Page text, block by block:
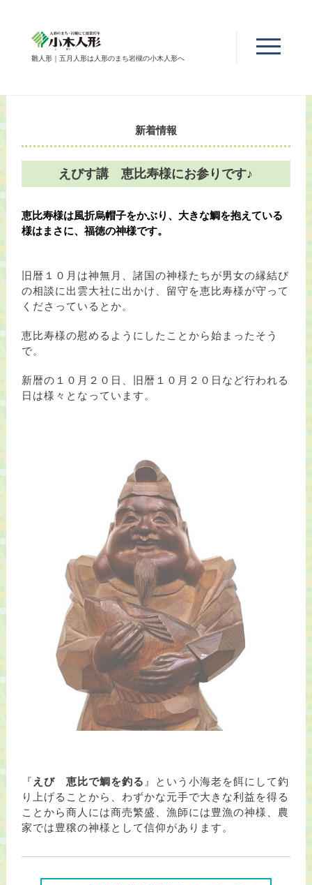
雛人形｜五月人形は人形のまち岩槻の小木人形へ
新着情報
えびす講 恵比寿様にお参りです♪
恵比寿様は風折烏帽子をかぶり、大きな鯛を抱えている
様はまさに、福徳の神様です。
旧暦１０月は神無月、諸国の神様たちが男女の縁結び
の相談に出雲大社に出かけ、留守を恵比寿様が守って
くださっているとか。
恵比寿様の慰めるようにしたことから始まったそう
で。
新暦の１０月２０日、旧暦１０月２０日など行われる
日は様々となっています。
『 えび 恵比で鯛を釣る 』という小海老を餌にして釣
り上げることから、わずかな元手で大きな利益を得る
ことから商人には商売繁盛、漁師には豊漁の神様、農
家では豊穣の神様として信仰があります。